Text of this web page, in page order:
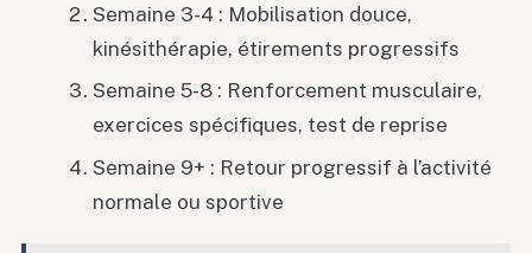
Semaine 3-4 : Mobilisation douce,
kinésithérapie, étirements progressifs
Semaine 5-8 : Renforcement musculaire,
exercices spécifiques, test de reprise
Semaine 9+ : Retour progressif à l’activité
normale ou sportive